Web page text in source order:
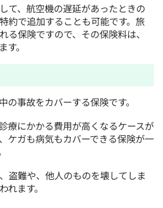
て、航空機の遅延があったときの
約で追加することも可能です。旅
る保険ですので、その保険料は、
。
の事故をカバーする保険です。
療にかかる費用が高くなるケースが
ケガも病気もカバーできる保険が一
盗難や、他人のものを壊してしま
れます。